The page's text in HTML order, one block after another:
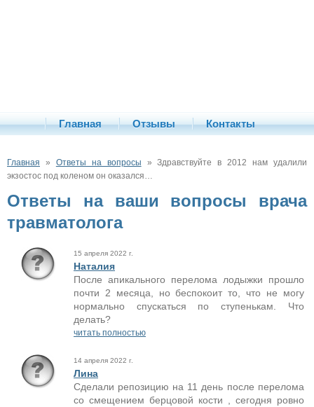
Главная Отзывы Контакты
Главная » Ответы на вопросы » Здравствуйте в 2012 нам удалили
экзостос под коленом он оказался…
Ответы на ваши вопросы врача
травматолога
15 апреля 2022 г.
Наталия
После апикального перелома лодыжки прошло
почти 2 месяца, но беспокоит то, что не могу
нормально спускаться по ступенькам. Что
делать?
читать полностью
14 апреля 2022 г.
Лина
Сделали репозицию на 11 день после перелома
со смещением берцовой кости , сегодня ровно